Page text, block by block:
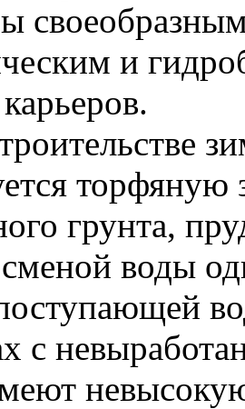
и
торфяную
грунта,
воды
с